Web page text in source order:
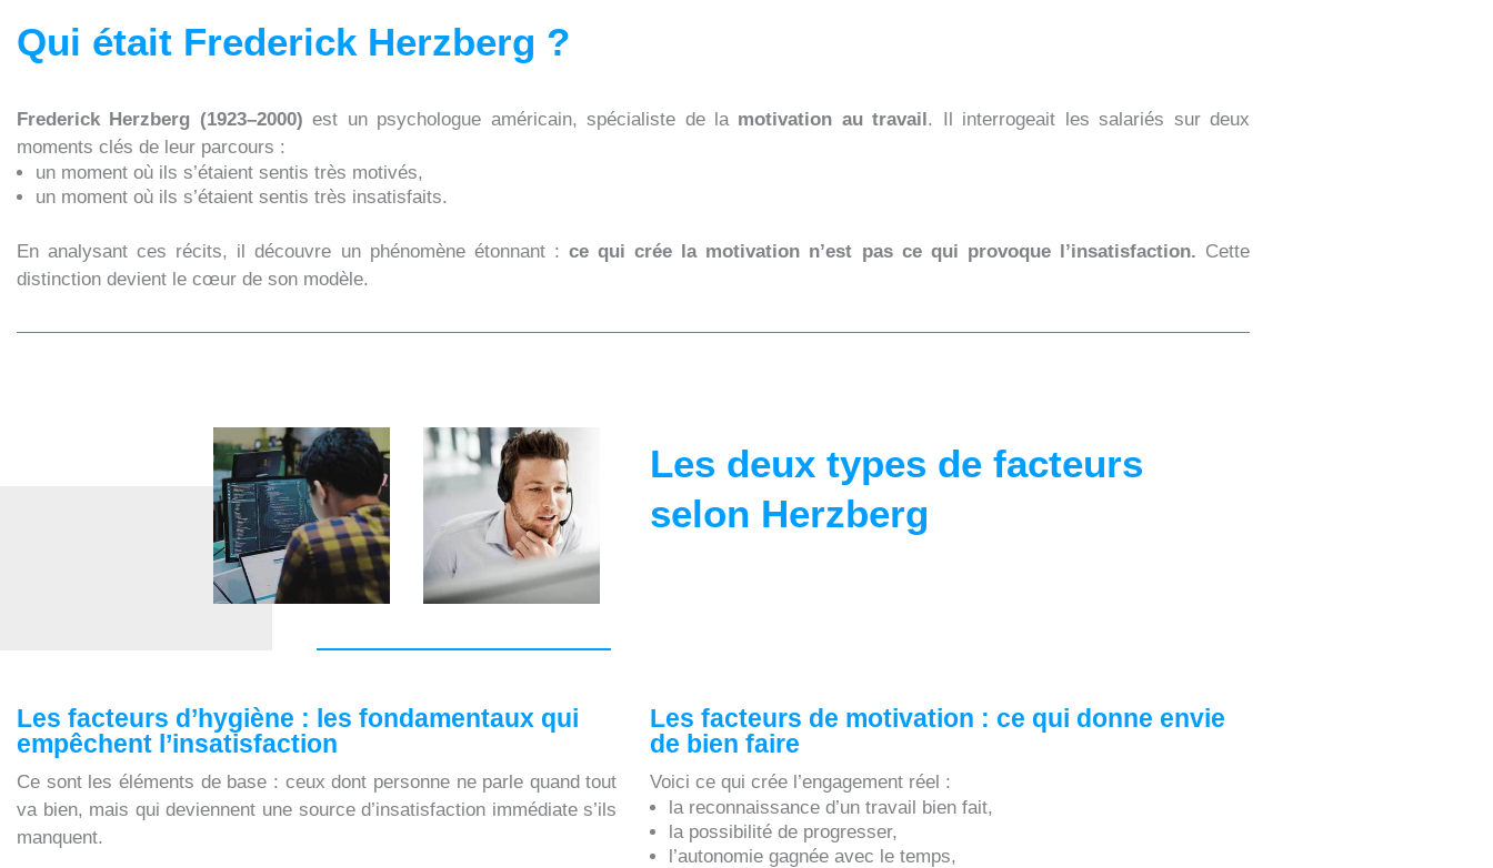
Qui était Frederick Herzberg ?
Frederick Herzberg (1923–2000) est un psychologue américain, spécialiste de la motivation au travail . Il interrogeait les salariés sur deux
moments clés de leur parcours :
un moment où ils s’étaient sentis très motivés,
un moment où ils s’étaient sentis très insatisfaits.
En analysant ces récits, il découvre un phénomène étonnant : ce qui crée la motivation n’est pas ce qui provoque l’insatisfaction. Cette
distinction devient le cœur de son modèle.
Les deux types de facteurs
selon Herzberg
Les facteurs d’hygiène : les fondamentaux qui
empêchent l’insatisfaction
Ce sont les éléments de base : ceux dont personne ne parle quand tout
va bien, mais qui deviennent une source d’insatisfaction immédiate s’ils
manquent.
Les facteurs de motivation : ce qui donne envie
de bien faire
Voici ce qui crée l’engagement réel :
la reconnaissance d’un travail bien fait,
la possibilité de progresser,
l’autonomie gagnée avec le temps,